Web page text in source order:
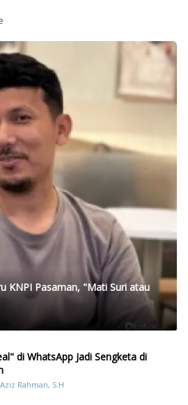
KNPI Pasaman, "Mati Suri atau
di WhatsApp Jadi Sengketa di
Rahman, S.H